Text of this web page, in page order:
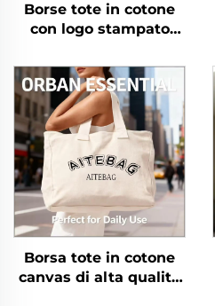
Borse tote in cotone
con logo stampato
per la spesa
riutilizzabile in tela
liscia, vuota,
personalizzabile per
promozioni con motivo
a lettere
Borsa tote in cotone
canvas di alta qualità